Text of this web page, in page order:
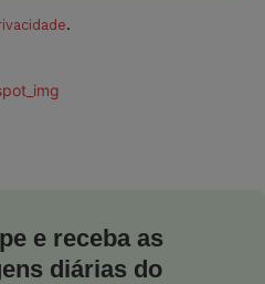
.
e receba as
diárias do